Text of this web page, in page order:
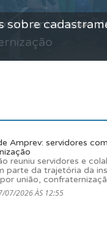
aniversário
Amprev: servidores
reuniu servidores e
parte da trajetória da
união,
07/2026 ÀS 12:55